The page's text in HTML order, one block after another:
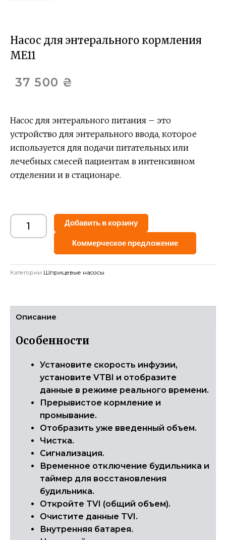
Насос для энтерального кормления
ME11
37 500 ₴
Насос для энтерального питания – это
устройство для энтерального ввода, которое
используется для подачи питательных или
лечебных смесей пациентам в интенсивном
отделении и в стационаре.
Добавить в корзину
Коммерческое предложение
Категории Шприцевые насосы
Описание
Особенности
Установите скорость инфузии,
установите VTBI и отобразите
данные в режиме реального времени.
Прерывистое кормление и
промывание.
Отобразить уже введенный объем.
Чистка.
Сигнализация.
Временное отключение будильника и
таймер для восстановления
будильника.
Откройте TVI (общий объем).
Очистите данные TVI.
Внутренняя батарея.